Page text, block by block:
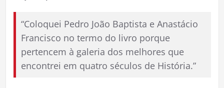
“Coloquei Pedro João Baptista e Anastácio
Francisco no termo do livro porque
pertencem à galeria dos melhores que
encontrei em quatro séculos de História.”